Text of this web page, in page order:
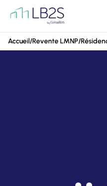
Aller au contenu
Accueil/Revente LMNP/